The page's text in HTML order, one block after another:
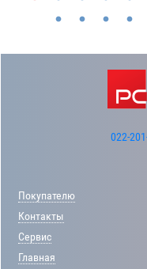
022-
Покупателю
Контакты
Сервис
Главная